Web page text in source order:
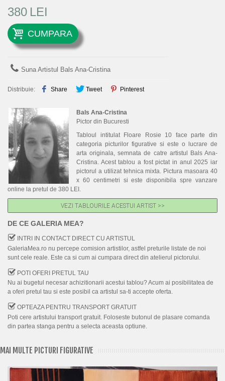
380 LEI
CUMPARA
Suna Artistul Bals Ana-Cristina
Distribuie: Share Tweet Pinterest
Bals Ana-Cristina
Pictor din Bucuresti
Tabloul intitulat Floare Rosie 10 face parte din
categoria picturilor figurative si este o lucrare de
arta originala, semnata de catre artistul Bals Ana-
Cristina. Acest tablou a fost pictat in anul 2025 iar
pictorul a utilizat tehnica mixta. Pictura masoara 40
x 60 centimetri si este disponibila spre vanzare
online la pretul de 380 LEI.
VEZI TABLOURILE ACESTUI ARTIST >>
DE CE GALERIA MEA?
INTRI IN CONTACT DIRECT CU ARTISTUL
GaleriaMea.ro nu percepe comision artistilor, astfel preturile listate de noi
sunt cele reale. Este ca si cum ai cumpara direct din atelierul pictorului.
POTI OFERI PRETUL TAU
Nu ai bugetul necesar achizitionarii acestui tablou? Acum ai posibilitatea de
a oferi pretul tau si este posibil ca artistul sa-ti accepte oferta.
OPTEAZA PENTRU TRANSPORT GRATUIT
Poti cere artistului transport gratuit. Foloseste butonul de plasare comanda
din partea stanga pentru a selecta aceasta optiune.
MAI MULTE PICTURI FIGURATIVE